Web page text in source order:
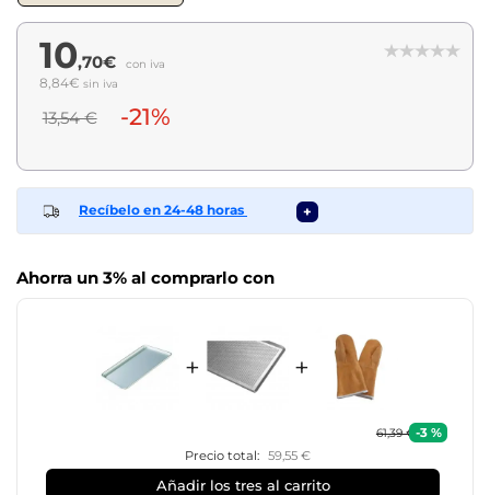
10,70€ con iva
8,84€ sin iva
13,54 € -21%
Recíbelo en 24-48 horas +
Ahorra un 3% al comprarlo con
+ +
61,39 € -3 %
Precio total: 59,55 €
Añadir los tres al carrito